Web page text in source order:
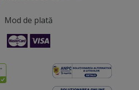
Mod de plată